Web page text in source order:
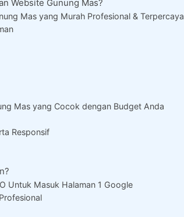
Website Gunung Mas?
Mas yang Murah Profesional & Terpercaya
Mas yang Cocok dengan Budget Anda
Responsif
Untuk Masuk Halaman 1 Google